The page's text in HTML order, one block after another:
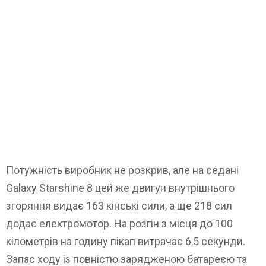
Потужність виробник не розкрив, але на седані
Galaxy Starshine 8 цей же двигун внутрішнього
згоряння видає 163 кінські сили, а ще 218 сил
додає електромотор. На розгін з місця до 100
кілометрів на годину пікап витрачає 6,5 секунди.
Запас ходу із повністю зарядженою батареєю та